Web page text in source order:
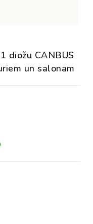
diožu CANBUS
un salonam